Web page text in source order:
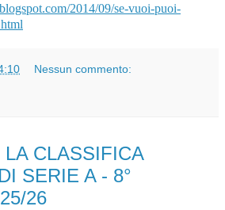
2014/09/se-vuoi-puoi-
Nessun commento:
CLASSIFICA
SERIE A - 8°
26